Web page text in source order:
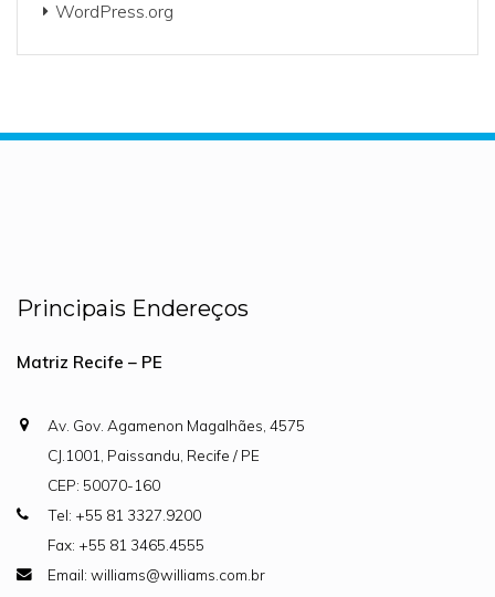
WordPress.org
Principais Endereços
Matriz Recife – PE
Av. Gov. Agamenon Magalhães, 4575
CJ.1001, Paissandu, Recife / PE
CEP: 50070-160
Tel: +55 81 3327.9200
Fax: +55 81 3465.4555
Email: williams@williams.com.br